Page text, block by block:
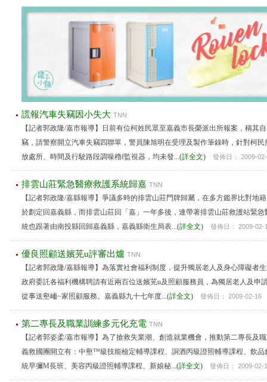
謊報汽車失竊因小失大 TNN
【記者郭政隆/嘉市報導】日前有位柯姓民眾至嘉義市長榮派出所報案，稱其
竊，請警察開立汽車失竊四聯單，警員陳旭明在受理及製作筆錄時，針對柯民
放處所、時間及行駛路段調噪穭f監視器，均未發...(詳全文) 發佈日： 2009-
排雲山莊緊急醫療救護系統歸嘉 TNN
【記者郭政隆/嘉縣報導】爭議多時的排雲山莊門牌歸屬，在多方鑑界比對地
於劃定回嘉義縣，而排雲山莊回「嘉」一年多後，連帶著排雲山莊救護站緊急
統也跟著由南投縣回歸嘉義縣，嘉義縣衛生局表...(詳全文) 發佈日： 2009-02-
優良照顧送嬪茪u評審出爐 TNN
【記者郭政隆/嘉縣報導】為落實社會福利制度，提升獨居老人及身心障礙者
政府委託各福利機構聘請有近兩百位送嬪茪u及照顧服務員，為獨居老人及申
從事送壑峏~家照顧服務。嘉義縣九十七年度...(詳全文) 發佈日： 2009-02-16
第二專長及職業訓練多元化充電 TNN
【記者郭姿柔/嘉市報導】為了搶救失業潮、創造就業機會，推動第二專長及
義救國團開立有：中壑™級技能檢定輔導課程、詷酒丙級證照輔導課程、飲品
統早彌M長班、美容丙級證照輔導課程、新娘秘...(詳全文) 發佈日： 2009-02-